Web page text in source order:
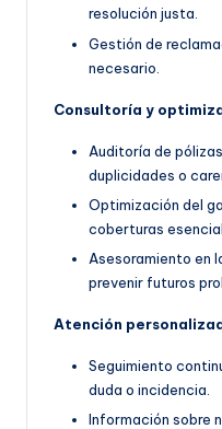
resolución justa.
Gestión de
necesario.
Consultoría y
Auditoría de
duplicidades o
Optimización del
coberturas
Asesoramiento en
prevenir futuros
Atención
Seguimiento
duda o incidencia.
Información sobre